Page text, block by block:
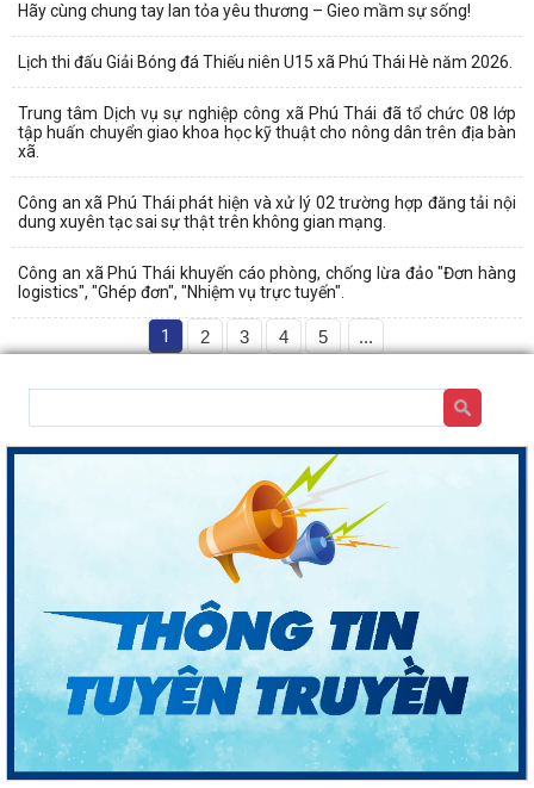
Hãy cùng chung tay lan tỏa yêu thương – Gieo mầm sự sống!
Lịch thi đấu Giải Bóng đá Thiếu niên U15 xã Phú Thái Hè năm 2026.
Trung tâm Dịch vụ sự nghiệp công xã Phú Thái đã tổ chức 08 lớp
tập huấn chuyển giao khoa học kỹ thuật cho nông dân trên địa bàn
xã.
Công an xã Phú Thái phát hiện và xử lý 02 trường hợp đăng tải nội
dung xuyên tạc sai sự thật trên không gian mạng.
Công an xã Phú Thái khuyến cáo phòng, chống lừa đảo "Đơn hàng
logistics", "Ghép đơn", "Nhiệm vụ trực tuyến".
1 2 3 4 5 ...